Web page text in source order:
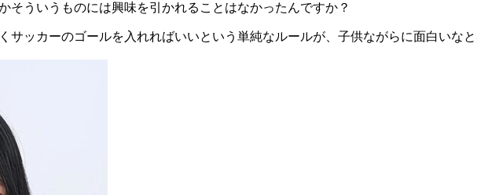
ういうものには興味を引かれることはなかったんですか？
ッカーのゴールを入れればいいという単純なルールが、子供ながらに面白いなと